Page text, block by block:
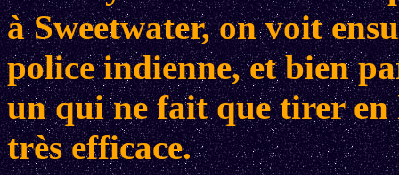
à Sweetwater, on voit
police indienne, et bien
un qui ne fait que tirer en
très efficace.